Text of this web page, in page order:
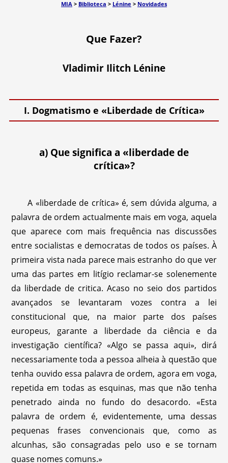
MIA > Biblioteca > Lénine > Novidades
Que Fazer?
Vladimir Ilitch Lénine
I. Dogmatismo e «Liberdade de Crítica»
a) Que significa a «liberdade de
crítica»?
A «liberdade de crítica» é, sem dúvida alguma, a
palavra de ordem actualmente mais em voga, aquela
que aparece com mais frequência nas discussões
entre socialistas e democratas de todos os países. À
primeira vista nada parece mais estranho do que ver
uma das partes em litígio reclamar-se solenemente
da liberdade de critica. Acaso no seio dos partidos
avançados se levantaram vozes contra a lei
constitucional que, na maior parte dos países
europeus, garante a liberdade da ciência e da
investigação científica? «Algo se passa aqui», dirá
necessariamente toda a pessoa alheia à questão que
tenha ouvido essa palavra de ordem, agora em voga,
repetida em todas as esquinas, mas que não tenha
penetrado ainda no fundo do desacordo. «Esta
palavra de ordem é, evidentemente, uma dessas
pequenas frases convencionais que, como as
alcunhas, são consagradas pelo uso e se tornam
quase nomes comuns.»